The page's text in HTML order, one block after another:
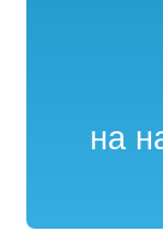
на